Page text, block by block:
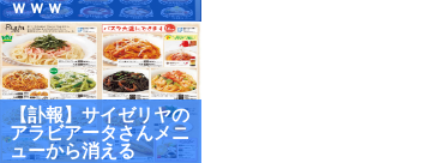
ｗｗｗ
【訃報】サイゼリヤの
アラビアータさんメニ
ューから消える